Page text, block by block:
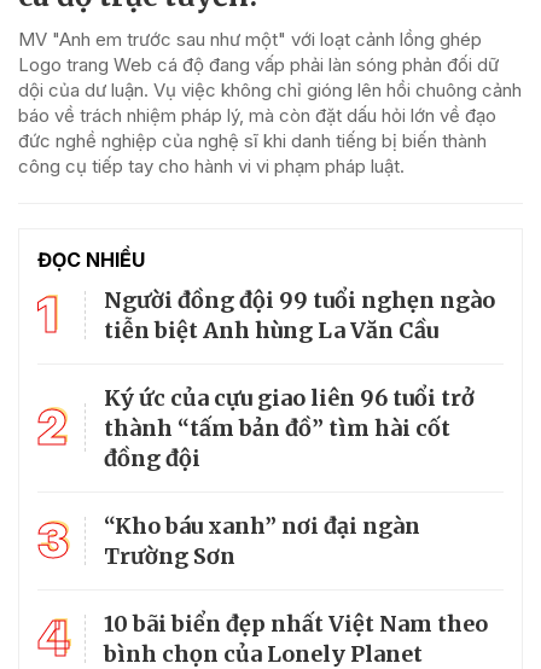
MV "Anh em trước sau như một" với loạt cảnh lồng ghép
Logo trang Web cá độ đang vấp phải làn sóng phản đối dữ
dội của dư luận. Vụ việc không chỉ gióng lên hồi chuông cảnh
báo về trách nhiệm pháp lý, mà còn đặt dấu hỏi lớn về đạo
đức nghề nghiệp của nghệ sĩ khi danh tiếng bị biến thành
công cụ tiếp tay cho hành vi vi phạm pháp luật.
ĐỌC NHIỀU
1
Người đồng đội 99 tuổi nghẹn ngào
tiễn biệt Anh hùng La Văn Cầu
2
Ký ức của cựu giao liên 96 tuổi trở
thành “tấm bản đồ” tìm hài cốt
đồng đội
3
“Kho báu xanh” nơi đại ngàn
Trường Sơn
4
10 bãi biển đẹp nhất Việt Nam theo
bình chọn của Lonely Planet